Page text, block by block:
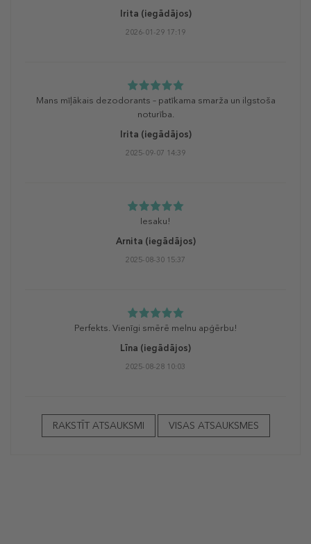
Irita (iegādājos)
2026-01-29 17:19
Mans mīļākais dezodorants – patīkama smarža un ilgstoša
noturība.
Irita (iegādājos)
2025-09-07 14:39
Iesaku!
Arnita (iegādājos)
2025-08-30 15:37
Perfekts. Vienīgi smērē melnu apģērbu!
Līna (iegādājos)
2025-08-28 10:03
RAKSTĪT ATSAUKSMI VISAS ATSAUKSMES